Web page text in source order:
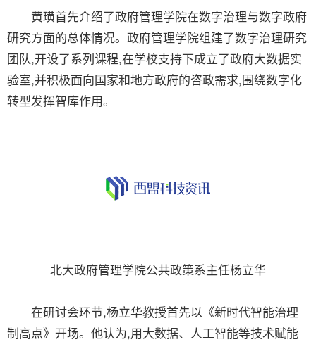
黄璜首先介绍了政府管理学院在数字治理与数字政府
研究方面的总体情况。政府管理学院组建了数字治理研究
团队,开设了系列课程,在学校支持下成立了政府大数据实
验室,并积极面向国家和地方政府的咨政需求,围绕数字化
转型发挥智库作用。
北大政府管理学院公共政策系主任杨立华
在研讨会环节,杨立华教授首先以《新时代智能治理
制高点》开场。他认为,用大数据、人工智能等技术赋能